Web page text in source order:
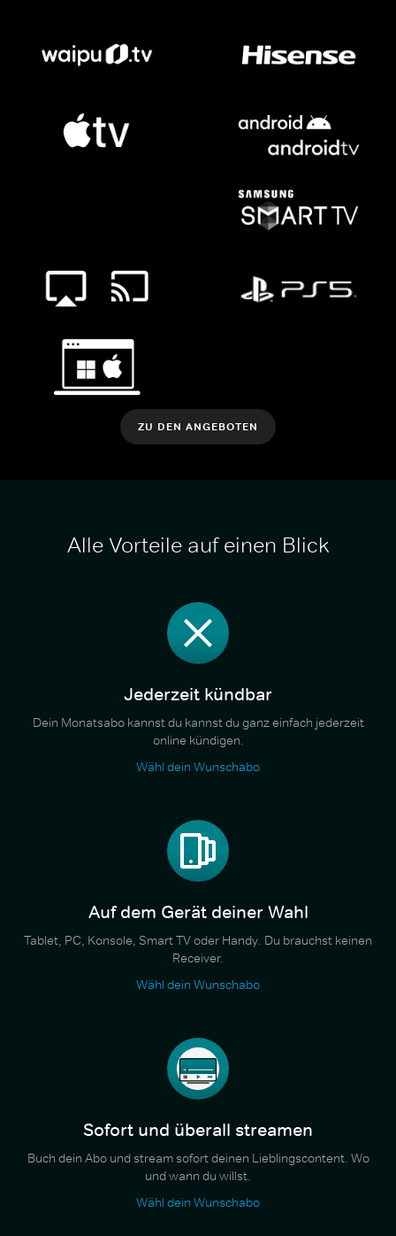
ZU DEN ANGEBOTEN
Alle Vorteile auf einen Blick
Jederzeit kündbar
Dein Monatsabo kannst du kannst du ganz einfach jederzeit
online kündigen.
Wähl dein Wunschabo
Auf dem Gerät deiner Wahl
Tablet, PC, Konsole, Smart TV oder Handy. Du brauchst keinen
Receiver.
Wähl dein Wunschabo
Sofort und überall streamen
Buch dein Abo und stream sofort deinen Lieblingscontent. Wo
und wann du willst.
Wähl dein Wunschabo